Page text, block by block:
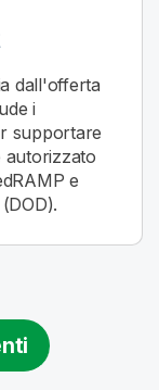
dall'offerta
i
supportare
autorizzato
e